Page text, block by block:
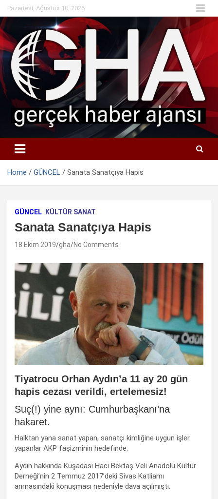
Skip
to
content
Pazartesi, Ağustos 10, 2026
Home GÜNCEL Sanata Sanatçıya Hapis
GÜNCEL KÜLTÜR SANAT
Sanata Sanatçıya Hapis
18 Ekim 2019 gha No Comments
Tiyatrocu Orhan Aydın’a 11 ay 20 gün
hapis cezası verildi, ertelemesiz!
Suç(!) yine aynı: Cumhurbaşkanı’na
hakaret.
Halktan yana sanat yapan, sanatçı kimliğine uygun işler
yapanlar AKP faşizminin hedefinde.
Aydın hakkında Kuşadası Hacı Bektaş Veli Anadolu Kültür
Derneği’nin 2 Temmuz 2017’deki Sivas Katliamı
anmasındaki konuşması nedeniyle dava açılmıştı.